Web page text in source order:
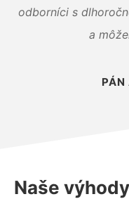
odborníci s
a
Naše výhody